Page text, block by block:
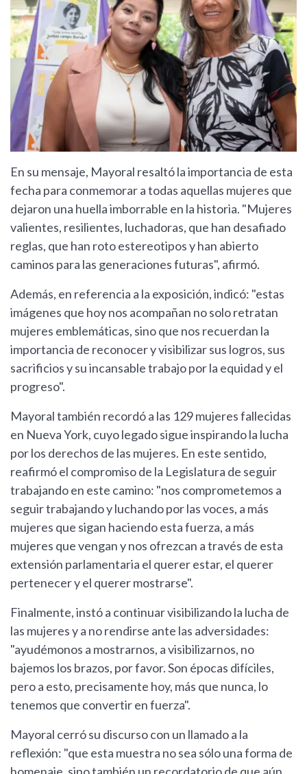
En su mensaje, Mayoral resaltó la importancia de esta
fecha para conmemorar a todas aquellas mujeres que
dejaron una huella imborrable en la historia. "Mujeres
valientes, resilientes, luchadoras, que han desafiado
reglas, que han roto estereotipos y han abierto
caminos para las generaciones futuras", afirmó.
Además, en referencia a la exposición, indicó: "estas
imágenes que hoy nos acompañan no solo retratan
mujeres emblemáticas, sino que nos recuerdan la
importancia de reconocer y visibilizar sus logros, sus
sacrificios y su incansable trabajo por la equidad y el
progreso".
Mayoral también recordó a las 129 mujeres fallecidas
en Nueva York, cuyo legado sigue inspirando la lucha
por los derechos de las mujeres. En este sentido,
reafirmó el compromiso de la Legislatura de seguir
trabajando en este camino: "nos comprometemos a
seguir trabajando y luchando por las voces, a más
mujeres que sigan haciendo esta fuerza, a más
mujeres que vengan y nos ofrezcan a través de esta
extensión parlamentaria el querer estar, el querer
pertenecer y el querer mostrarse".
Finalmente, instó a continuar visibilizando la lucha de
las mujeres y a no rendirse ante las adversidades:
"ayudémonos a mostrarnos, a visibilizarnos, no
bajemos los brazos, por favor. Son épocas difíciles,
pero a esto, precisamente hoy, más que nunca, lo
tenemos que convertir en fuerza".
Mayoral cerró su discurso con un llamado a la
reflexión: "que esta muestra no sea sólo una forma de